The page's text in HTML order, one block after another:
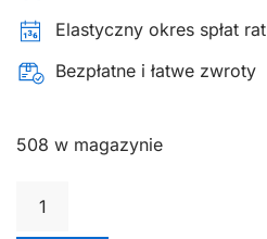
Elastyczny okres spłat rat
Bezpłatne i łatwe zwroty
508 w magazynie
ilość